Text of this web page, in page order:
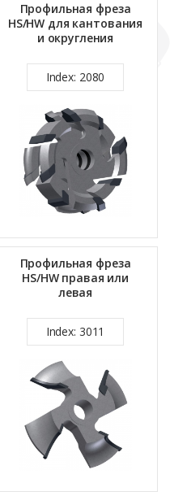
Профильная фреза
HS/HW для кантования
и округления
Index: 2080
Профильная фреза
HS/HW правая или
левая
Index: 3011